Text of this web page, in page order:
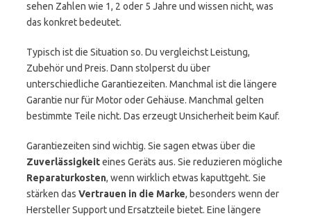
sehen Zahlen wie 1, 2 oder 5 Jahre und wissen nicht, was
das konkret bedeutet.
Typisch ist die Situation so. Du vergleichst Leistung,
Zubehör und Preis. Dann stolperst du über
unterschiedliche Garantiezeiten. Manchmal ist die längere
Garantie nur für Motor oder Gehäuse. Manchmal gelten
bestimmte Teile nicht. Das erzeugt Unsicherheit beim Kauf.
Garantiezeiten sind wichtig. Sie sagen etwas über die
Zuverlässigkeiteines Geräts aus. Sie reduzieren mögliche
Reparaturkosten, wenn wirklich etwas kaputtgeht. Sie
stärken das Vertrauen in die Marke, besonders wenn der
Hersteller Support und Ersatzteile bietet. Eine längere